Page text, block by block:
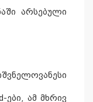
არსებული
ები, ამ მხრივ